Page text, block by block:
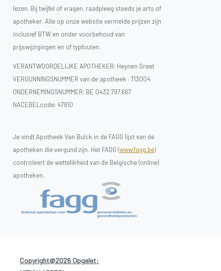
lezen. Bij twijfel of vragen, raadpleeg steeds je arts of
apotheker. Alle op onze website vermelde prijzen zijn
inclusief BTW en onder voorbehoud van
prijswijzigingen en of typfouten.
VERANTWOORDELIJKE APOTHEKER: Heynen Greet
VERGUNNINGSNUMMER van de apotheek : 713004
ONDERNEMINGSNUMMER: BE 0432.797.667
NACEBELcode: 47910
Je vindt Apotheek Van Bulck in de FAGG lijst van de
apotheken die vergund zijn. Het FAGG (www.fagg.be)
controleert de wettelikheid van de Belgische (online)
apotheken.
Copyright@2026 Opgelet: